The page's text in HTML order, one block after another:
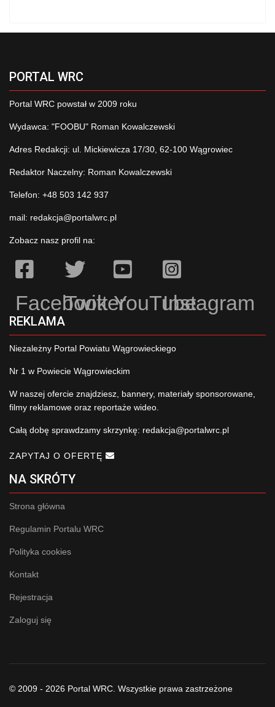
PORTAL WRC
Portal WRC powstał w 2009 roku
Wydawca: "FOOBU" Roman Kowalczewski
Adres Redakcji: ul. Mickiewicza 17/30, 62-100 Wągrowiec
Redaktor Naczelny: Roman Kowalczewski
Telefon: +48 503 142 937
mail: redakcja@portalwrc.pl
Zobacz nasz profil na:
Facebook
TwitterYouTubeInstagram
REKLAMA
Niezależny Portal Powiatu Wągrowieckiego
Nr 1 w Powiecie Wągrowieckim
W naszej ofercie znajdziesz, bannery, materiały sponsorowane,
filmy reklamowe oraz reportaże wideo.
Całą dobę sprawdzamy skrzynkę: redakcja@portalwrc.pl
ZAPYTAJ O OFERTĘ
NA SKRÓTY
Strona główna
Regulamin Portalu WRC
Polityka cookies
Kontakt
Rejestracja
Zaloguj się
© 2009 - 2026 Portal WRC. Wszystkie prawa zastrzeżone